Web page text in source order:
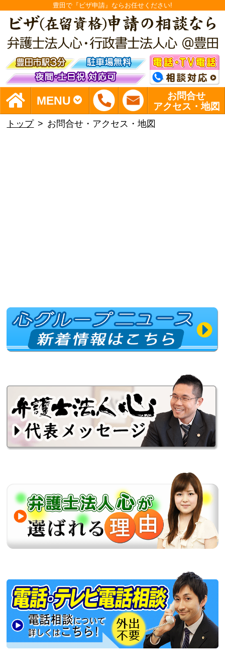
豊田で『ビザ申請』ならお任せください!
MENU
お問合せ
アクセス・地図
トップ お問合せ・アクセス・地図